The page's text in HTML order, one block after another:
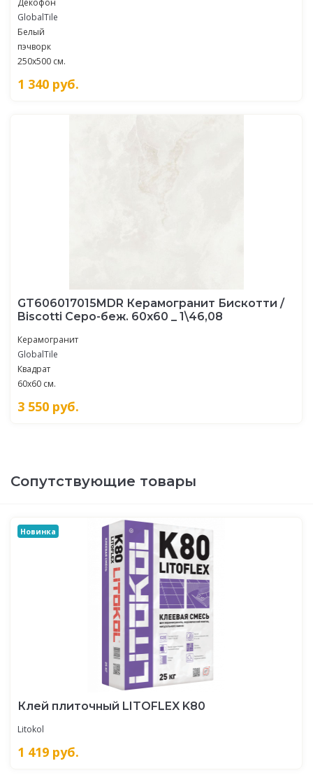
Декофон
GlobalTile
Белый
пэчворк
250x500 см.
1 340 руб.
GT606017015MDR Керамогранит Бискотти /
Biscotti Серо-беж. 60x60 _ 1\46,08
Керамогранит
GlobalTile
Квадрат
60x60 см.
3 550 руб.
Сопутствующие товары
Новинка
Клей плиточный LITOFLEX K80
Litokol
1 419 руб.